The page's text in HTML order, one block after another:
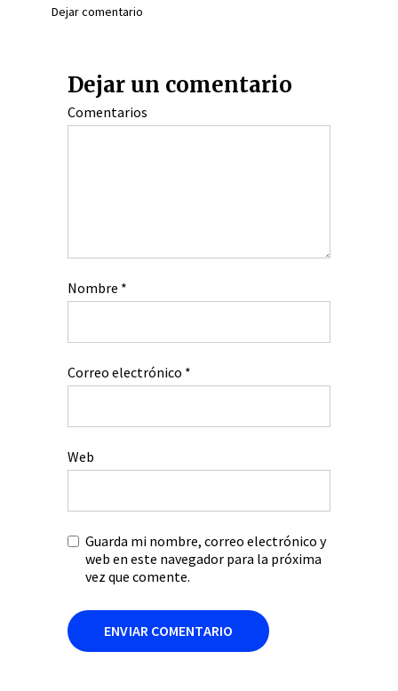
Dejar comentario
Dejar un comentario
Comentarios
Nombre *
Correo electrónico *
Web
Guarda mi nombre, correo electrónico y
web en este navegador para la próxima
vez que comente.